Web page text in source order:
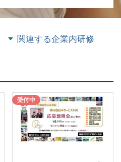
関連する企業内研修
受付中